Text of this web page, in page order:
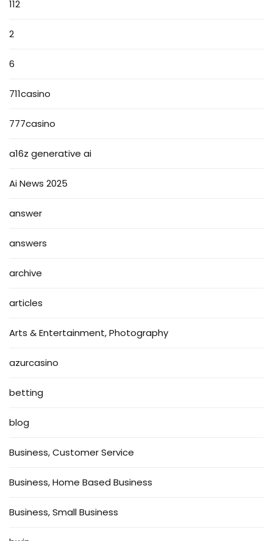
112
2
6
711casino
777casino
a16z generative ai
Ai News 2025
answer
answers
archive
articles
Arts & Entertainment, Photography
azurcasino
betting
blog
Business, Customer Service
Business, Home Based Business
Business, Small Business